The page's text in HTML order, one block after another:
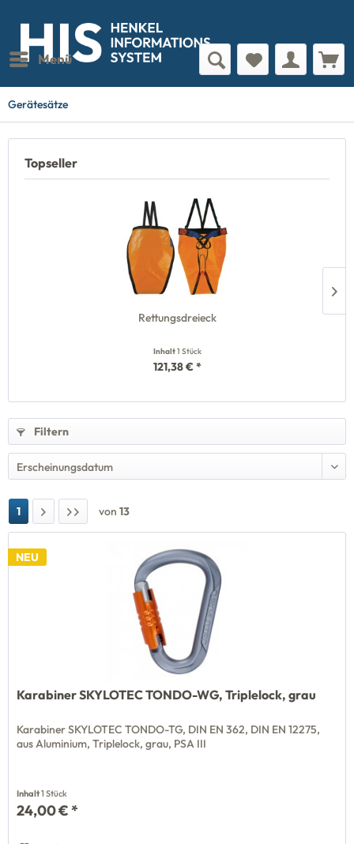
Menü
Gerätesätze
Topseller
Rettungsdreieck
Inhalt1 Stück
121,38 € *
Filtern
1 von 13
NEU
Karabiner SKYLOTEC TONDO-WG, Triplelock, grau
Karabiner SKYLOTEC TONDO-TG, DIN EN 362, DIN EN 12275,
aus Aluminium, Triplelock, grau, PSA III
Inhalt1 Stück
24,00 € *